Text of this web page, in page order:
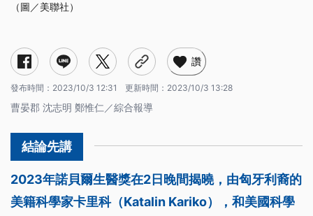
（圖／美聯社）
讚
發布時間： 2023/10/3 12:31 更新時間： 2023/10/3 13:28
曹晏郡 沈志明 鄭惟仁／綜合報導
2023年諾貝爾生醫獎在2日晚間揭曉，由匈牙利裔的
美籍科學家卡里科（Katalin Kariko），和美國科學